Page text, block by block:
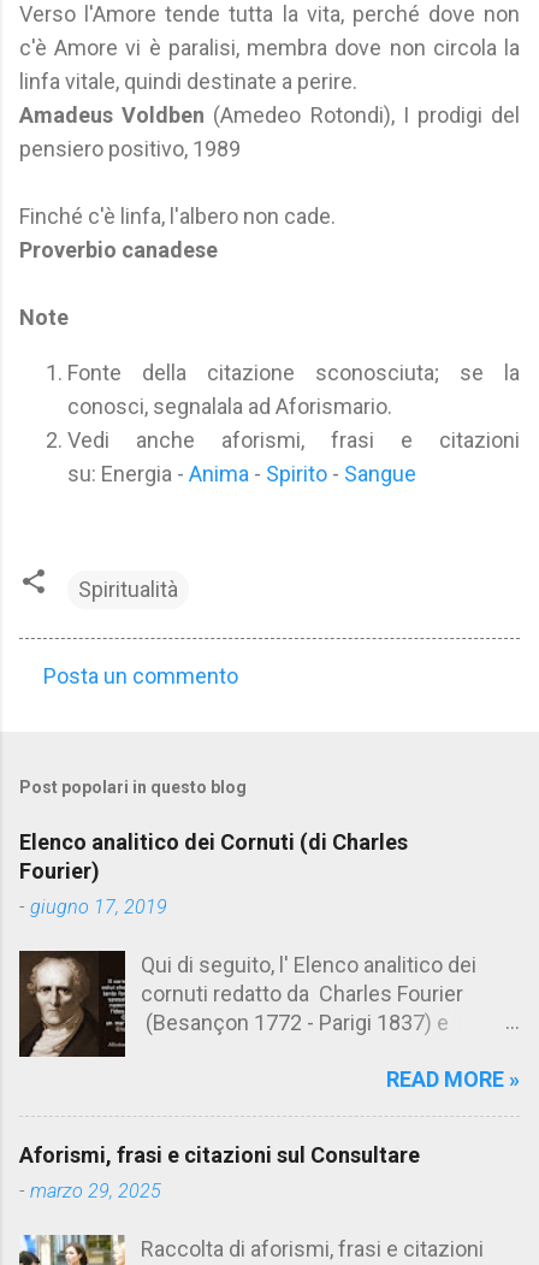
Verso l'Amore tende tutta la vita, perché dove non
c'è Amore vi è paralisi, membra dove non circola la
linfa vitale, quindi destinate a perire.
Amadeus Voldben (Amedeo Rotondi), I prodigi del
pensiero positivo, 1989
Finché c'è linfa, l'albero non cade.
Proverbio canadese
Note
Fonte della citazione sconosciuta; se la
conosci, segnalala ad Aforismario.
Vedi anche aforismi, frasi e citazioni
su: Energia - Anima - Spirito - Sangue
Spiritualità
m
e
n
t
Posta un commento
Post popolari in questo blog
Elenco analitico dei Cornuti (di Charles
Fourier)
- giugno 17, 2019
Qui di seguito, l' Elenco analitico dei
cornuti redatto da Charles Fourier
(Besançon 1772 - Parigi 1837) e
Aforismario trovi anche una raccolta di
cornuto pretenzioso: colui che ritiene
sua moglie tanto fortunata, per averlo
ammettere l'idea del tradimento. Ciò lo
READ MORE »
Aforismi, frasi e citazioni sul Consultare
- marzo 29, 2025
Raccolta di aforismi, frasi e citazioni